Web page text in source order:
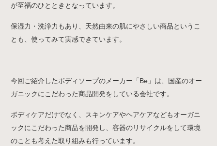
が至福のひとときとなっています。
保湿力・洗浄力もあり、天然由来の肌にやさしい商品というこ
とも、使ってみて実感できています。
今回ご紹介したボディソープのメーカー「Be」は、国産のオー
ガニックにこだわった商品開発をしている会社です。
ボディケアだけでなく、スキンケアやヘアケアなどもオーガニ
ックにこだわった商品を開発し、容器のリサイクルをして環境
のことも考えた取り組みも行っています。